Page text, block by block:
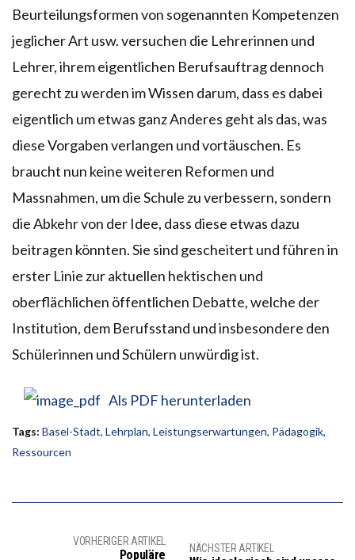
Beurteilungsformen von sogenannten Kompetenzen
jeglicher Art usw. versuchen die Lehrerinnen und
Lehrer, ihrem eigentlichen Berufsauftrag dennoch
gerecht zu werden im Wissen darum, dass es dabei
eigentlich um etwas ganz Anderes geht als das, was
diese Vorgaben verlangen und vortäuschen. Es
braucht nun keine weiteren Reformen und
Massnahmen, um die Schule zu verbessern, sondern
die Abkehr von der Idee, dass diese etwas dazu
beitragen könnten. Sie sind gescheitert und führen in
erster Linie zur aktuellen hektischen und
oberflächlichen öffentlichen Debatte, welche der
Institution, dem Berufsstand und insbesondere den
Schülerinnen und Schülern unwürdig ist.
Als PDF herunterladen
Tags: Basel-Stadt, Lehrplan, Leistungserwartungen, Pädagogik,
Ressourcen
VORHERIGER ARTIKEL
Populäre NÄCHSTER ARTIKEL